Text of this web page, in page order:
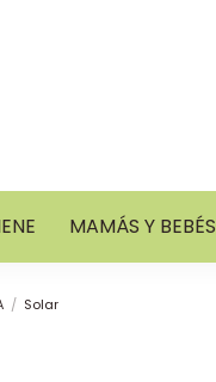
MAMÁS Y BEBÉS
Solar